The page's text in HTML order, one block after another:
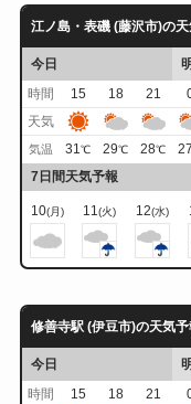
江ノ島・表磯 (藤沢市)の天
今日
時間
15 18 21
天気
気温 31℃ 29℃ 28℃
7日間天気予報
10(月) 11(火) 12(水)
修善寺駅 (伊豆市)の天気予
今日
時間
15 18 21